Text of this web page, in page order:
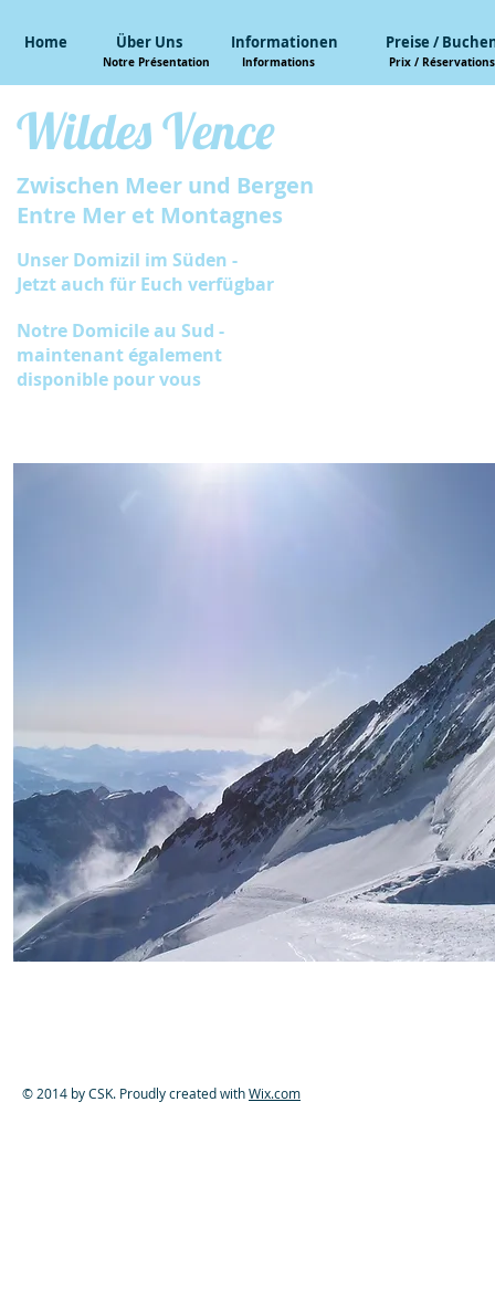
Home Über Uns Informationen Preise /
Notre Présentation Informations Prix / Réservations
Wildes Vence
Zwischen Meer und Bergen
Entre Mer et Montagnes
Unser Domizil im Süden -
Jetzt auch für Euch verfügbar
Notre Domicile au Sud -
maintenant également
disponible pour vous
© 2014 by CSK. Proudly created withWix.com